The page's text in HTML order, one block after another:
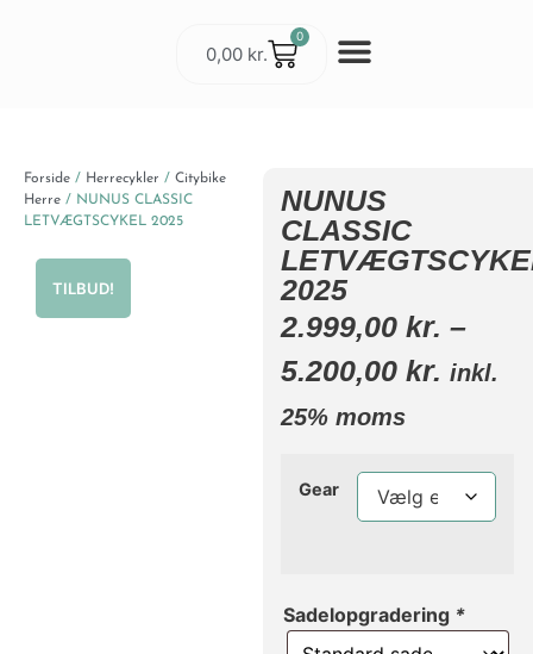
0,00 kr.
0
Forside / Herrecykler / Citybike
Herre / NUNUS CLASSIC
LETVÆGTSCYKEL 2025
TILBUD!
NUNUS
CLASSIC
2025
2.999,00kr. –
5.200,00kr. inkl.
25% moms
Gear
Sadelopgradering *